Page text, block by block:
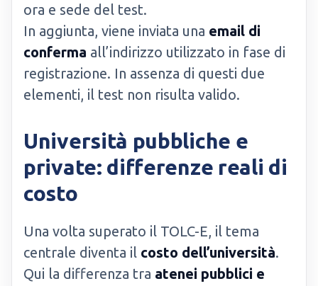
ora e sede del test.
In aggiunta, viene inviata una email di
conferma all’indirizzo utilizzato in fase di
registrazione. In assenza di questi due
elementi, il test non risulta valido.
Università pubbliche e
private: differenze reali di
costo
Una volta superato il TOLC-E, il tema
centrale diventa il costo dell’università.
Qui la differenza tra atenei pubblici e